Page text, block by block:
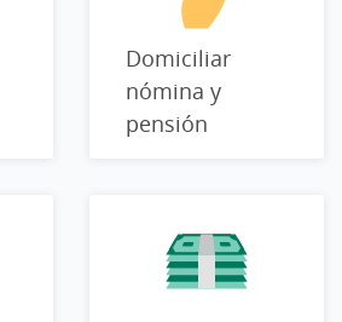
Domiciliar
nómina y
pensión